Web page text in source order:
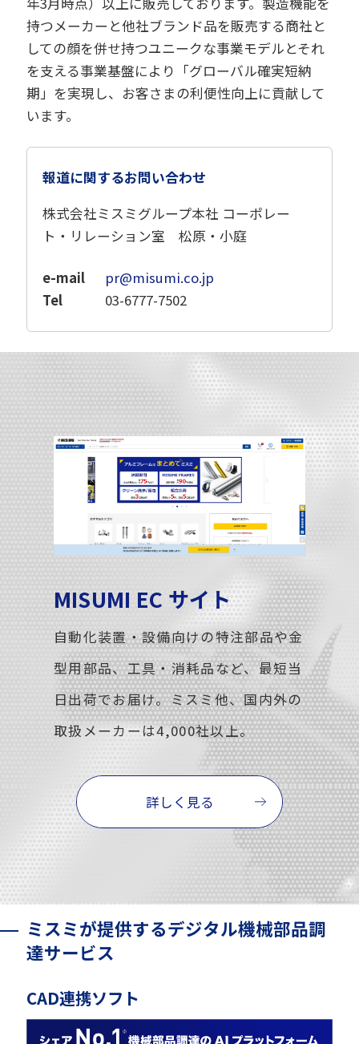
持つメーカーと他社ブランド品を販売する商社と
しての顔を併せ持つユニークな事業モデルとそれ
を支える事業基盤により「グローバル確実短納
期」を実現し、お客さまの利便性向上に貢献して
います。
報道に関するお問い合わせ
株式会社ミスミグループ本社 コーポレー
ト・リレーション室 松原・小庭
e-mail
pr@misumi.co.jp
Tel
03-6777-7502
MISUMI EC サイト
自動化装置・設備向けの特注部品や金
型用部品、工具・消耗品など、最短当
日出荷でお届け。ミスミ他、国内外の
取扱メーカーは4,000社以上。
詳しく見る
ミスミが提供するデジタル機械部品調
達サービス
CAD連携ソフト